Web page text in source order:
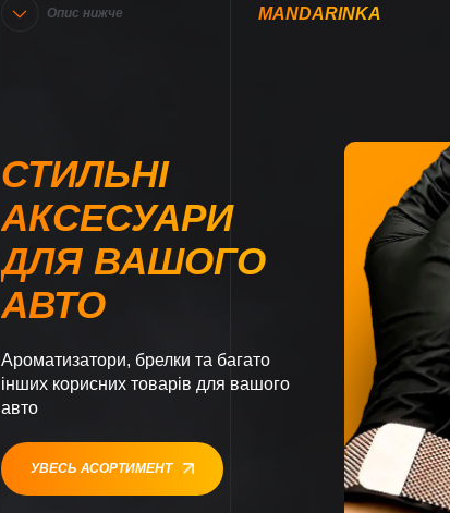
Опис нижче MANDARINKA
СТИЛЬНІ
АКСЕСУАРИ
ДЛЯ ВАШОГО
АВТО
Ароматизатори, брелки та багато
інших корисних товарів для вашого
авто
УВЕСЬ АСОРТИМЕНТ